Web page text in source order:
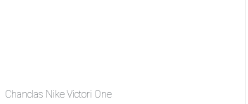
Chanclas Nike Victori One